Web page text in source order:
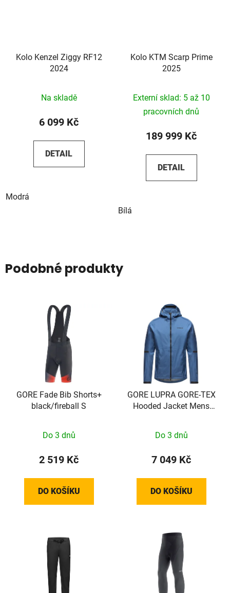
Kolo Kenzel Ziggy RF12
2024
Na skladě
6 099 Kč
DETAIL
Modrá
Kolo KTM Scarp Prime
2025
Externí sklad: 5 až 10
pracovních dnů
189 999 Kč
DETAIL
Bílá
Podobné produkty
GORE Fade Bib Shorts+
black/fireball S
Do 3 dnů
2 519 Kč
DO KOŠÍKU
GORE LUPRA GORE-TEX
Hooded Jacket Mens
Do 3 dnů
7 049 Kč
DO KOŠÍKU